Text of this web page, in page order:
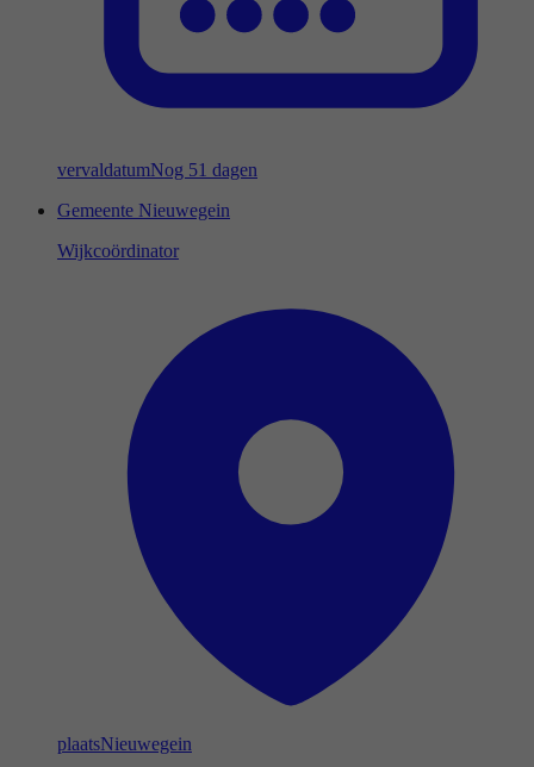
vervaldatumNog 51 dagen
Gemeente Nieuwegein
Wijkcoördinator
plaatsNieuwegein